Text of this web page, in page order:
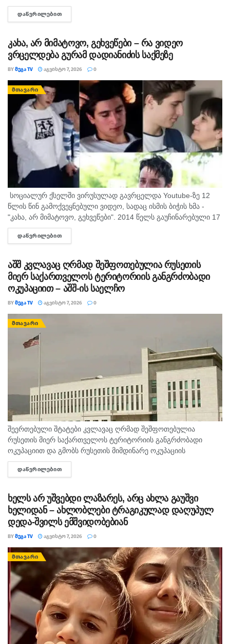
გიორგი ბარამიძის მიერ იაგო ხვიჩიასთვის მიცემულ
ინტერვიუს, სადაც ის აღნიშნავს, რომ რომ აფხაზეთში...
ᲓᲐᲬᲕᲠᲘᲚᲔᲑᲘᲗ
კახა, არ მიმატოვო, გეხვეწები – რა ვიდეო
ვრცელდება გურამ დადიანიძის საქმეზე
BYᲛᲔᲒᲐ TV ᲐᲒᲕᲘᲡᲢᲝ 7, 2026 0
ᲛᲗᲐᲕᲐᲠᲘ
სოციალურ ქსელში ვირუსულად გავრცელდა Youtube-ზე 12
წლის წინ გამოქვეყნებული ვიდეო, სადაც ისმის ბიჭის ხმა -
"კახა, არ მიმატოვო, გეხვეწები". 2014 წელს გაუჩინარებული 17
წლის გურამ დადიანიძის დედა, სოფიო ბიბილაშვილი
აცხადებს,...
ᲓᲐᲬᲕᲠᲘᲚᲔᲑᲘᲗ
აშშ კვლავაც ღრმად შეშფოთებულია რუსეთის
მიერ საქართველოს ტერიტორიის განგრძობადი
ოკუპაციით – აშშ-ის საელჩო
BYᲛᲔᲒᲐ TV ᲐᲒᲕᲘᲡᲢᲝ 7, 2026 0
ᲛᲗᲐᲕᲐᲠᲘ
შეერთებული შტატები კვლავაც ღრმად შეშფოთებულია
რუსეთის მიერ საქართველოს ტერიტორიის განგრძობადი
ოკუპაციით და გმობს რუსეთის მიმდინარე ოკუპაციის
პირობებში მომხდარ მკვლელობებს, გატაცებებსა და სხვა
სახის ძალადობა, - ამ განცხადებით აშშ-ს საელჩო
ᲓᲐᲬᲕᲠᲘᲚᲔᲑᲘᲗ
ხელს არ უშვებდი ლაზარეს, არც ახლა გაუშვი
ხელიდან – ახლობლები ტრაგიკულად დაღუპულ
დედა-შვილს ემშვიდობებიან
BYᲛᲔᲒᲐ TV ᲐᲒᲕᲘᲡᲢᲝ 7, 2026 0
ᲛᲗᲐᲕᲐᲠᲘ